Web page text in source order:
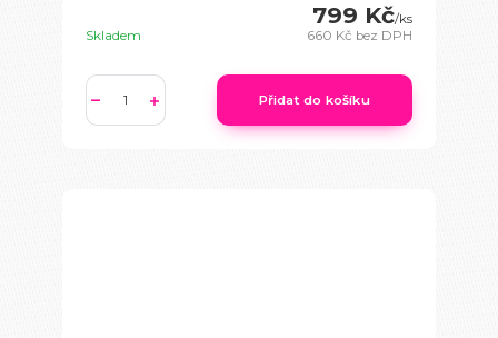
799 Kč/ks
660 Kč bez DPH
Skladem
Přidat do košíku